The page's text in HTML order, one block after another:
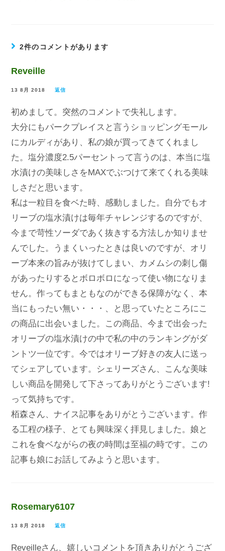
ブ農園は小豆島
た。。
で”販売推
2件のコメントがあります
Reveille
13 8月 2018 返信
初めまして。突然のコメントで失礼します。
大分にもパークプレイスと言うショッピングモール
にカルディがあり、私の娘が買ってきてくれまし
た。塩分濃度2.5パーセントって言うのは、本当に塩
水漬けの美味しさをMAXでぶつけて来てくれる美味
しさだと思います。
私は一粒目を食ベた時、感動しました。自分でもオ
リーブの塩水漬けは毎年チャレンジするのですが、
今まで苛性ソーダであく抜きする方法しか知りませ
んでした。うまくいったときは良いのですが、オリ
ーブ本来の旨みが抜けてしまい、カメムシの刺し傷
があったりするとボロボロになって使い物になりま
せん。作ってもまともなのができる保障がなく、本
当にもったい無い・・・、と思っていたところにこ
の商品に出会いました。この商品、今まで出会った
オリーブの塩水漬けの中で私の中のランキングがダ
ントツ一位です。今ではオリーブ好きの友人に送っ
てシェアしています。シェリーズさん、こんな美味
しい商品を開発して下さってありがとうございます!
って気持ちです。
栢森さん、ナイス記事をありがとうございます。作
る工程の様子、とても興味深く拝見しました。娘と
これを食ベながらの夜の時間は至福の時です。この
記事も娘にお話してみようと思います。
Rosemary6107
13 8月 2018 返信
Reveilleさん、嬉しいコメントを頂きありがとうござ